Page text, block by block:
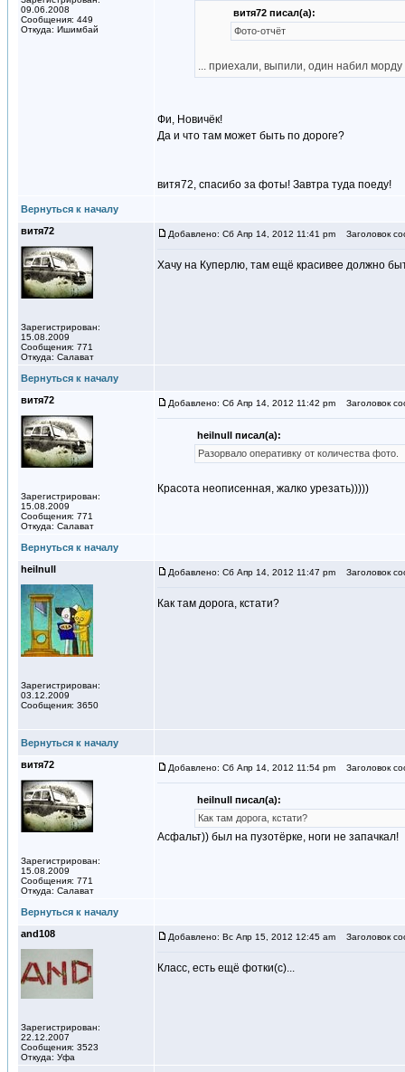
09.06.2008
Сообщения: 449
Откуда: Ишимбай
витя72 писал(а):
Фото-отчёт
... приехали, выпили, один набил морду
Фи, Новичёк!
Да и что там может быть по дороге?
витя72, спасибо за фоты! Завтра туда поеду!
Вернуться к началу
витя72
Зарегистрирован:
15.08.2009
Сообщения: 771
Откуда: Салават
Добавлено: Сб Апр 14, 2012 11:41 pm Заголовок
Хачу на Куперлю, там ещё красивее должно
Вернуться к началу
витя72
Зарегистрирован:
15.08.2009
Сообщения: 771
Откуда: Салават
Добавлено: Сб Апр 14, 2012 11:42 pm Заголовок
heilnull писал(а):
Разорвало оперативку от количества фото.
Красота неописенная, жалко урезать)))))
Вернуться к началу
heilnull
Зарегистрирован:
03.12.2009
Сообщения: 3650
Добавлено: Сб Апр 14, 2012 11:47 pm Заголовок
Как там дорога, кстати?
Вернуться к началу
витя72
Зарегистрирован:
15.08.2009
Сообщения: 771
Откуда: Салават
Добавлено: Сб Апр 14, 2012 11:54 pm Заголовок
heilnull писал(а):
Как там дорога, кстати?
Асфальт)) был на пузотёрке, ноги не запачкал!
Вернуться к началу
and108
Зарегистрирован:
22.12.2007
Сообщения: 3523
Откуда: Уфа
Добавлено: Вс Апр 15, 2012 12:45 am Заголовок
Класс, есть ещё фотки(с)...